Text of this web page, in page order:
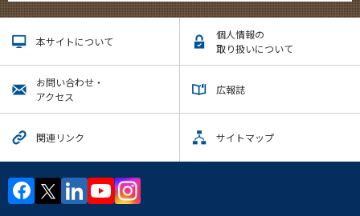
本サイトについて
個人情報の
取り扱いについて
お問い合わせ・
アクセス
広報誌
関連リンク サイトマップ